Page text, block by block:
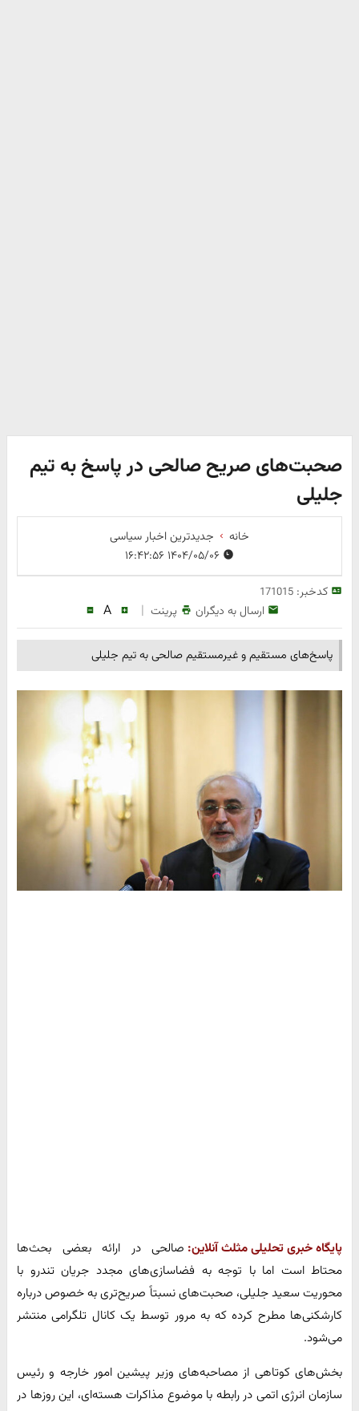
صحبت‌های صریح‌ صالحی در پاسخ به تیم
جلیلی
خانه
جدیدترین اخبار سیاسی
۱۴۰۴/۰۵/۰۶ ۱۶:۴۲:۵۶
کدخبر:171015
ارسال به دیگران پرینت |
A
پاسخ‌های مستقیم و غیرمستقیم صالحی به تیم جلیلی
پایگاه خبری تحلیلی مثلث آنلاین: صالحی در ارائه بعضی بحث‌ها
محتاط است اما با توجه به فضاسازی‌های مجدد جریان تندرو با
محوریت سعید جلیلی، صحبت‌های نسبتاً صریح‌تری به خصوص درباره
کارشکنی‌ها مطرح کرده که به مرور توسط یک کانال تلگرامی منتشر
می‌شود.
بخش‌های کوتاهی از مصاحبه‌های وزیر پیشین امور خارجه و رئیس
سازمان انرژی اتمی در رابطه با موضوع مذاکرات هسته‌ای، این روزها در